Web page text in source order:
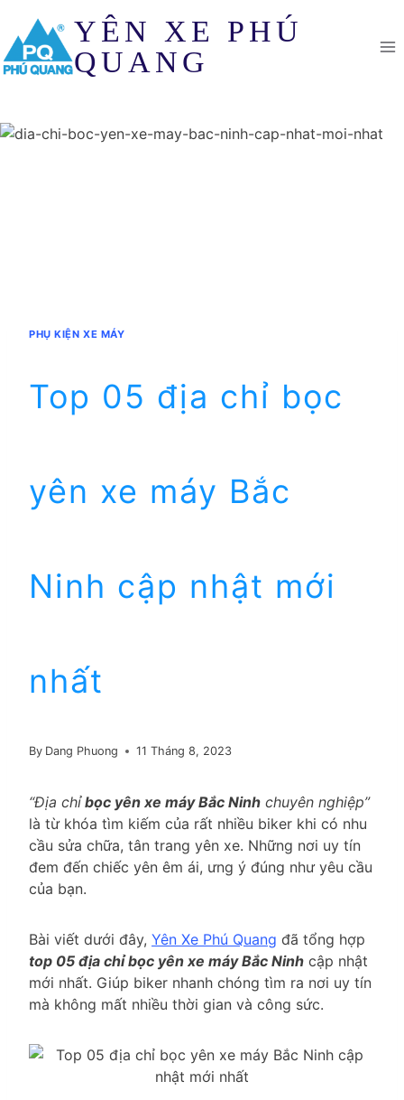
content
YÊN XE PHÚ
QUANG
PHỤ KIỆN XE MÁY
Top 05 địa chỉ bọc
yên xe máy Bắc
Ninh cập nhật mới
nhất
By Dang Phuong 11 Tháng 8, 2023
“Địa chỉbọc yên xe máy Bắc Ninh chuyên nghiệp”
là từ khóa tìm kiếm của rất nhiều biker khi có nhu
cầu sửa chữa, tân trang yên xe. Những nơi uy tín
đem đến chiếc yên êm ái, ưng ý đúng như yêu cầu
của bạn.
Bài viết dưới đây, Yên Xe Phú Quang đã tổng hợp
top 05 địa chỉ bọc yên xe máy Bắc Ninh cập nhật
mới nhất. Giúp biker nhanh chóng tìm ra nơi uy tín
mà không mất nhiều thời gian và công sức.